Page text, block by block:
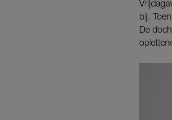
bij.
De